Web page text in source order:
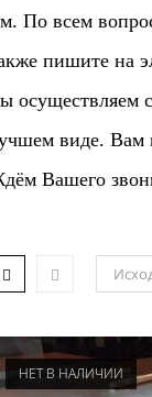
По всем
пишите на
осуществляем
виде. Вам
Вашего
НЕТ В НАЛИЧИИ